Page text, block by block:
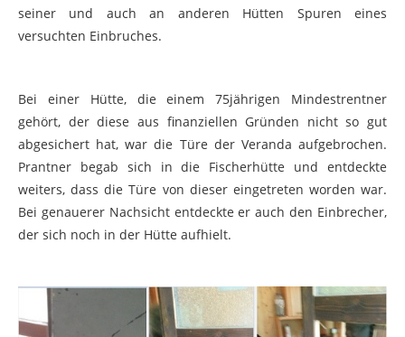
seiner und auch an anderen Hütten Spuren eines
versuchten Einbruches.
Bei einer Hütte, die einem 75jährigen Mindestrentner
gehört, der diese aus finanziellen Gründen nicht so gut
abgesichert hat, war die Türe der Veranda aufgebrochen.
Prantner begab sich in die Fischerhütte und entdeckte
weiters, dass die Türe von dieser eingetreten worden war.
Bei genauerer Nachsicht entdeckte er auch den Einbrecher,
der sich noch in der Hütte aufhielt.